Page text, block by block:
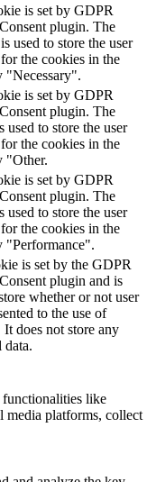
is set by GDPR
plugin. The
used to store the user
the cookies in the
"Necessary".
is set by GDPR
plugin. The
used to store the user
the cookies in the
"Other.
is set by GDPR
plugin. The
used to store the user
the cookies in the
"Performance".
is set by the GDPR
plugin and is
whether or not user
to the use of
It does not store any
data.
like
media platforms, collect